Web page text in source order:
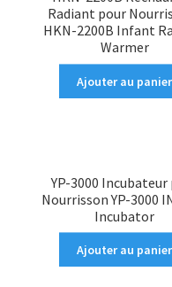
Radiant pour
HKN-2200B Infant
Warmer
Ajouter au panier
YP-3000 Incubateur
Nourrisson YP-3000
Incubator
Ajouter au panier